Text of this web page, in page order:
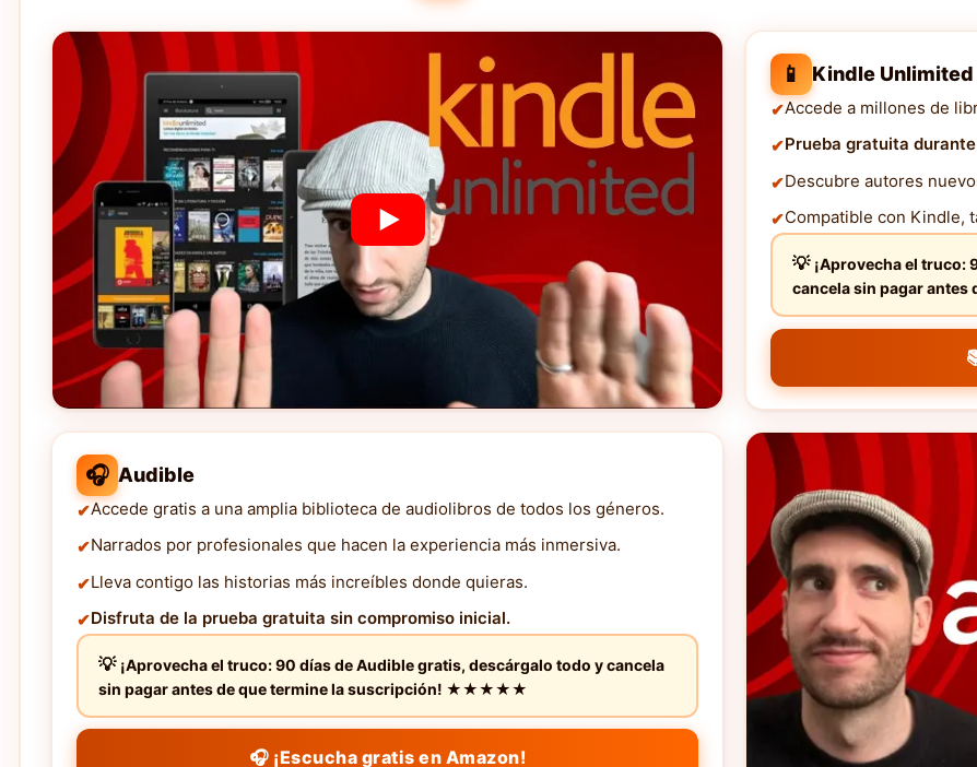
📱 Kindle Unlimited
Accede a millones de
Prueba gratuita
Descubre autores
Compatible con Kindle,
¡Aprovecha el truco:
cancela sin pagar
🎧 Audible
Accede gratis a una amplia biblioteca de audiolibros de todos los géneros.
Narrados por profesionales que hacen la experiencia más inmersiva.
Lleva contigo las historias más increíbles donde quieras.
Disfruta de la prueba gratuita sin compromiso inicial.
¡Aprovecha el truco: 90 días de Audible gratis, descárgalo todo y cancela
sin pagar antes de que termine la suscripción! ★★★★★
🎧 ¡Escucha gratis en Amazon!